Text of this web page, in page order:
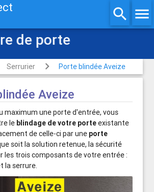
search menu
de porte
Serrurier Porte blindée Aveize
Aveize
maximum une porte d'entrée, vous
le blindage de votre porteexistante
de celle-ci par une porte
soit la solution retenue, la sécurité
les trois composants de votre entrée :
la serrure.